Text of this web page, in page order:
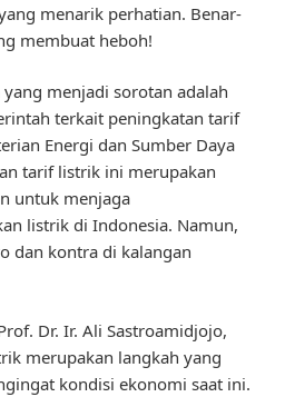
menarik perhatian. Benar-
membuat heboh!
menjadi sorotan adalah
terkait peningkatan tarif
Energi dan Sumber Daya
tarif listrik ini merupakan
untuk menjaga
listrik di Indonesia. Namun,
dan kontra di kalangan
Dr. Ir. Ali Sastroamidjojo,
merupakan langkah yang
kondisi ekonomi saat ini.